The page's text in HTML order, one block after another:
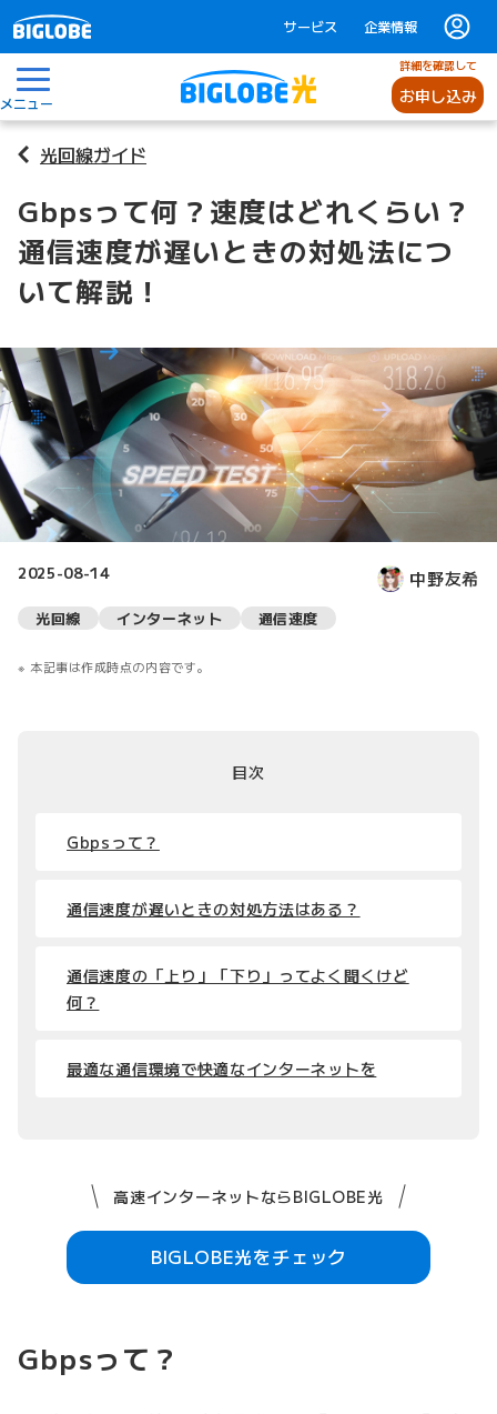
サービス 企業情報
メニュー
詳細を確認して
お申し込み
光回線ガイド
Gbpsって何？速度はどれくらい？
通信速度が遅いときの対処法につ
いて解説！
2025-08-14 中野友希
光回線 インターネット 通信速度
本記事は作成時点の内容です。
目次
Gbpsって？
通信速度が遅いときの対処方法はある？
通信速度の「上り」「下り」ってよく聞くけど
何？
最適な通信環境で快適なインターネットを
高速インターネットならBIGLOBE光
BIGLOBE光をチェック
Gbpsって？